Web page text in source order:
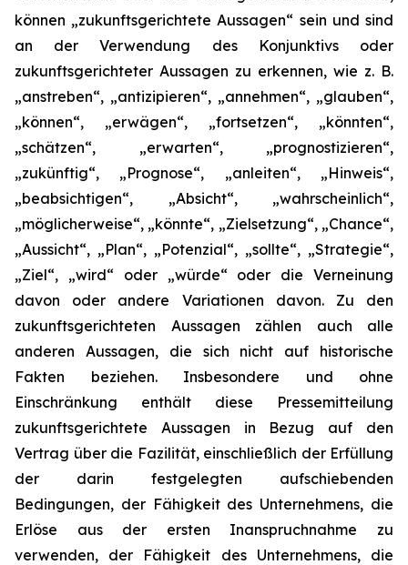
können „zukunftsgerichtete Aussagen“ sein und sind
an der Verwendung des Konjunktivs oder
zukunftsgerichteter Aussagen zu erkennen, wie z. B.
„anstreben“, „antizipieren“, „annehmen“, „glauben“,
„können“, „erwägen“, „fortsetzen“, „könnten“,
„schätzen“, „erwarten“, „prognostizieren“,
„zukünftig“, „Prognose“, „anleiten“, „Hinweis“,
„beabsichtigen“, „Absicht“, „wahrscheinlich“,
„möglicherweise“, „könnte“, „Zielsetzung“, „Chance“,
„Aussicht“, „Plan“, „Potenzial“, „sollte“, „Strategie“,
„Ziel“, „wird“ oder „würde“ oder die Verneinung
davon oder andere Variationen davon. Zu den
zukunftsgerichteten Aussagen zählen auch alle
anderen Aussagen, die sich nicht auf historische
Fakten beziehen. Insbesondere und ohne
Einschränkung enthält diese Pressemitteilung
zukunftsgerichtete Aussagen in Bezug auf den
Vertrag über die Fazilität, einschließlich der Erfüllung
der darin festgelegten aufschiebenden
Bedingungen, der Fähigkeit des Unternehmens, die
Erlöse aus der ersten Inanspruchnahme zu
verwenden, der Fähigkeit des Unternehmens, die